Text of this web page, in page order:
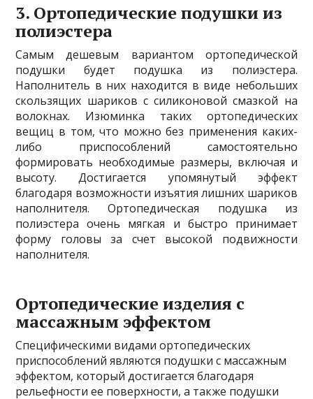
3. Ортопедические подушки из
полиэстера
Самым дешевым вариантом ортопедической
подушки будет подушка из полиэстера.
Наполнитель в них находится в виде небольших
скользящих шариков с силиконовой смазкой на
волокнах. Изюминка таких ортопедических
вещиц в том, что можно без применения каких-
либо приспособлений самостоятельно
формировать необходимые размеры, включая и
высоту. Достигается упомянутый эффект
благодаря возможности изъятия лишних шариков
наполнителя. Ортопедическая подушка из
полиэстера очень мягкая и быстро принимает
форму головы за счет высокой подвижности
наполнителя.
Ортопедические изделия с
массажным эффектом
Специфическими видами ортопедических
приспособлений являются подушки с массажным
эффектом, который достигается благодаря
рельефности ее поверхности, а также подушки